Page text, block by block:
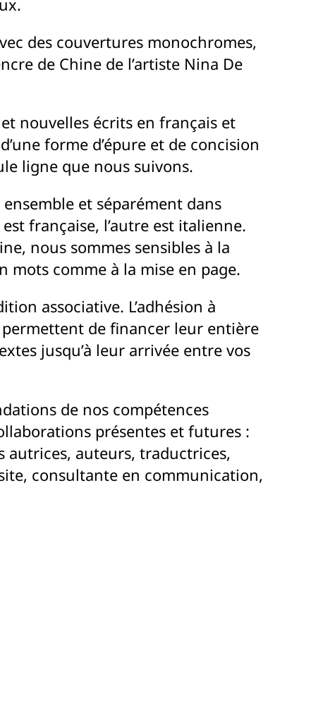
des couvertures monochromes,
de Chine de l’artiste Nina De
nouvelles écrits en français et
forme d’épure et de concision
ligne que nous suivons.
et séparément dans
est française, l’autre est italienne.
nous sommes sensibles à la
mots comme à la mise en page.
associative. L’adhésion à
permettent de financer leur entière
jusqu’à leur arrivée entre vos
de nos compétences
présentes et futures :
autrices, auteurs, traductrices,
consultante en communication,